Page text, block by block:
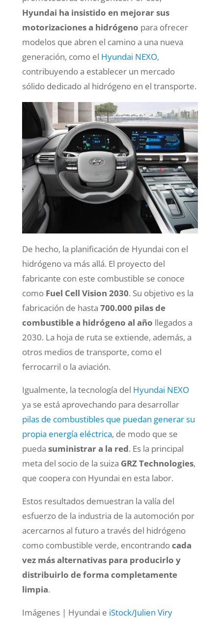
Hyundai ha insistido en mejorar sus
motorizaciones a hidrógeno para ofrecer
modelos que abren el camino a una nueva
generación, como el Hyundai NEXO,
contribuyendo a establecer un mercado
sólido dedicado al hidrógeno en el transporte.
De hecho, la planificación de Hyundai con el
hidrógeno va más allá. El proyecto del
fabricante con este combustible se conoce
como Fuel Cell Vision 2030. Su objetivo es la
fabricación de hasta 700.000 pilas de
combustible a hidrógeno al año llegados a
2030. La hoja de ruta se extiende, además, a
otros medios de transporte, como el
ferrocarril o la aviación.
Igualmente, la tecnología del Hyundai NEXO
ya se está aprovechando para desarrollar
pilas de combustibles que puedan generar su
propia energía eléctrica, de modo que se
pueda suministrar a la red. Es la principal
meta del socio de la suiza GRZ Technologies,
que coopera con Hyundai en esta labor.
Estos resultados demuestran la valía del
esfuerzo de la industria de la automoción por
acercarnos al futuro a través del hidrógeno
como combustible verde, encontrandocada
vez más alternativas para producirlo y
distribuirlo de forma completamente
limpia.
Imágenes | Hyundai e iStock/Julien Viry